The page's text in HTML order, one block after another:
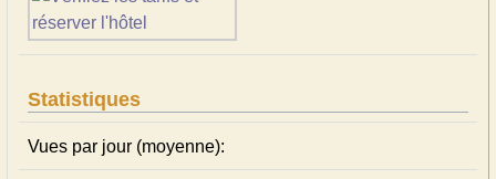
Statistiques
Vues par jour (moyenne):